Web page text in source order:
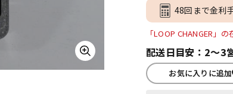
48回まで金利
「LOOP CHANGER」
配送日目安：2～3
お気に入りに追加